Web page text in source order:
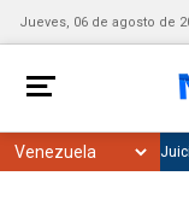
Jueves, 06 de agosto de